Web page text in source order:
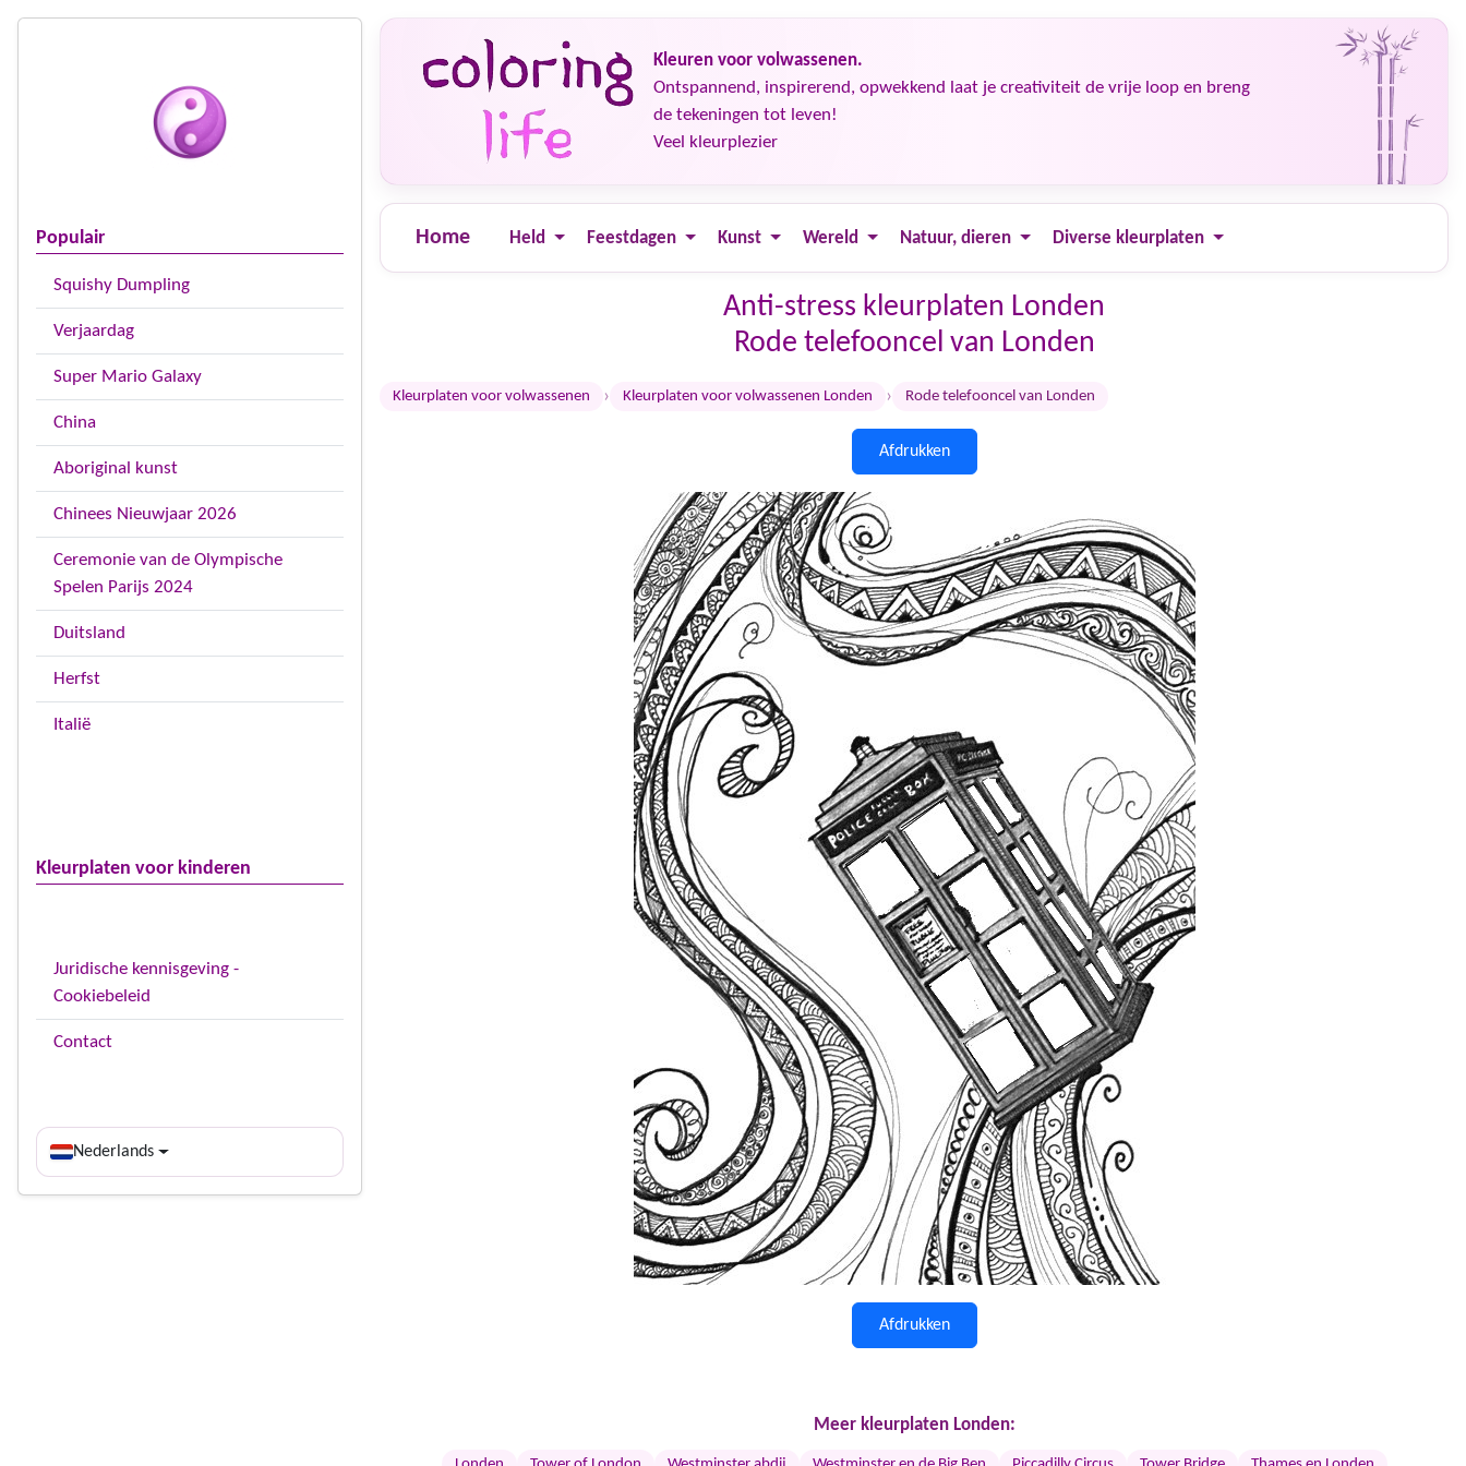
Populair
Squishy Dumpling
Verjaardag
Super Mario Galaxy
China
Aboriginal kunst
Chinees Nieuwjaar 2026
Ceremonie van de Olympische
Spelen Parijs 2024
Duitsland
Herfst
Italië
Kleurplaten voor kinderen
Juridische kennisgeving -
Cookiebeleid
Contact
Nederlands
Kleuren voor volwassenen.
Ontspannend, inspirerend, opwekkend laat je creativiteit de vrije loop en breng
de tekeningen tot leven!
Veel kleurplezier
Home Held Feestdagen Kunst Wereld Natuur, dieren Diverse kleurplaten
Anti-stress kleurplaten Londen
Rode telefooncel van Londen
Kleurplaten voor volwassenen › Kleurplaten voor volwassenen Londen › Rode telefooncel van Londen
Afdrukken
Afdrukken
Meer kleurplaten Londen: